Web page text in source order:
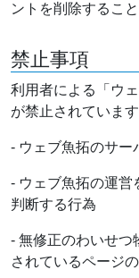
ントを削除するこ
禁止事項
利用者による「ウ
が禁止されています
- ウェブ魚拓のサー
- ウェブ魚拓の運営
判断する行為
- 無修正のわいせつ
されているページの